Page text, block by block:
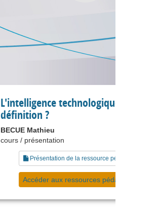
L'intelligence technologique : quelle
définition ?
BECUE Mathieu
cours / présentation
Présentation de la ressource pédagogique
Accéder aux ressources pédagogiques